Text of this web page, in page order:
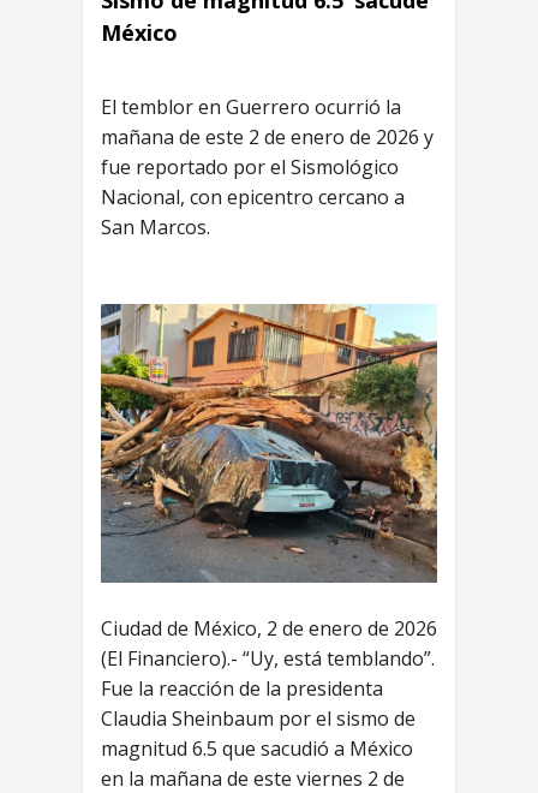
México
El temblor en Guerrero ocurrió la
mañana de este 2 de enero de 2026 y
fue reportado por el Sismológico
Nacional, con epicentro cercano a
San Marcos.
Ciudad de México, 2 de enero de 2026
(El Financiero).- “Uy, está temblando”.
Fue la reacción de la presidenta
Claudia Sheinbaum por el sismo de
magnitud 6.5 que sacudió a México
en la mañana de este viernes 2 de